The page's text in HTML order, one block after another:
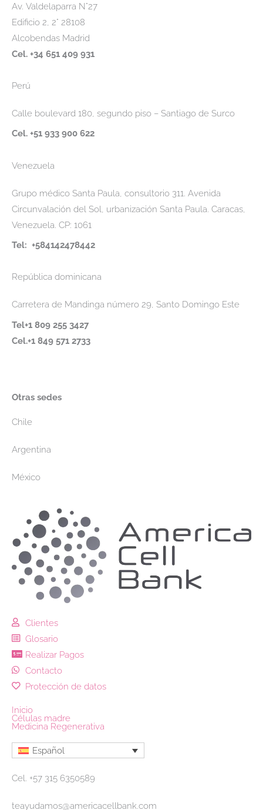
Av. Valdelaparra N°27
Edificio 2, 2° 28108
Alcobendas Madrid
Cel. +34 651 409 931
Perú
Calle boulevard 180, segundo piso – Santiago de Surco
Cel. +51 933 900 622
Venezuela
Grupo médico Santa Paula, consultorio 311. Avenida
Circunvalación del Sol, urbanización Santa Paula. Caracas,
Venezuela. CP: 1061
Tel: +584142478442
República dominicana
Carretera de Mandinga número 29, Santo Domingo Este
Tel+1 809 255 3427
Cel.+1 849 571 2733
Otras sedes
Chile
Argentina
México
Clientes
Glosario
Realizar Pagos
Contacto
Protección de datos
Inicio
Células madre
Medicina Regenerativa
Español
Cel. +57 315 6350589
teayudamos@americacellbank.com